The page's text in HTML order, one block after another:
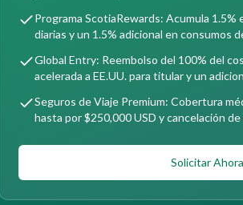
Programa ScotiaRewards: Acumula 1.5%
diarias y un 1.5% adicional en consumos
Global Entry: Reembolso del 100% del
acelerada a EE.UU. para titular y un
Seguros de Viaje Premium: Cobertura
hasta por $250,000 USD y cancelación de
Solicitar Ahora